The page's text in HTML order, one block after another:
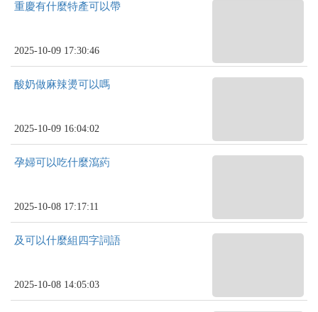
重慶有什麼特產可以帶
2025-10-09 17:30:46
酸奶做麻辣燙可以嗎
2025-10-09 16:04:02
孕婦可以吃什麼瀉葯
2025-10-08 17:17:11
及可以什麼組四字詞語
2025-10-08 14:05:03